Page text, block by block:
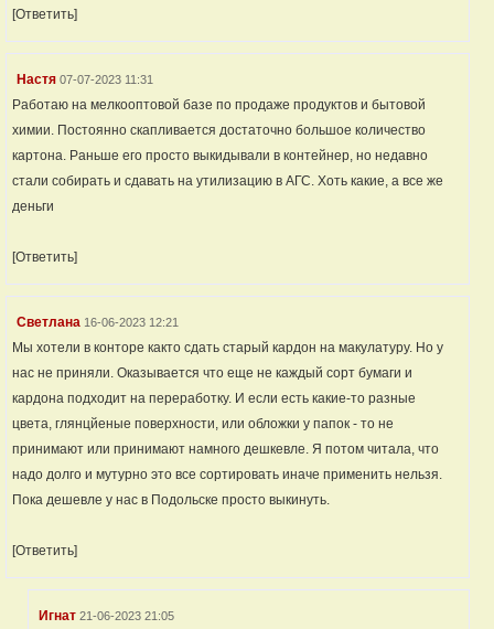
[Ответить]
Настя 07-07-2023 11:31
Работаю на мелкооптовой базе по продаже продуктов и бытовой
химии. Постоянно скапливается достаточно большое количество
картона. Раньше его просто выкидывали в контейнер, но недавно
стали собирать и сдавать на утилизацию в АГС. Хоть какие, а все же
деньги
[Ответить]
Светлана 16-06-2023 12:21
Мы хотели в конторе както сдать старый кардон на макулатуру. Но у
нас не приняли. Оказывается что еще не каждый сорт бумаги и
кардона подходит на переработку. И если есть какие-то разные
цвета, глянцйеные поверхности, или обложки у папок - то не
принимают или принимают намного дешкевле. Я потом читала, что
надо долго и мутурно это все сортировать иначе применить нельзя.
Пока дешевле у нас в Подольске просто выкинуть.
[Ответить]
Игнат 21-06-2023 21:05